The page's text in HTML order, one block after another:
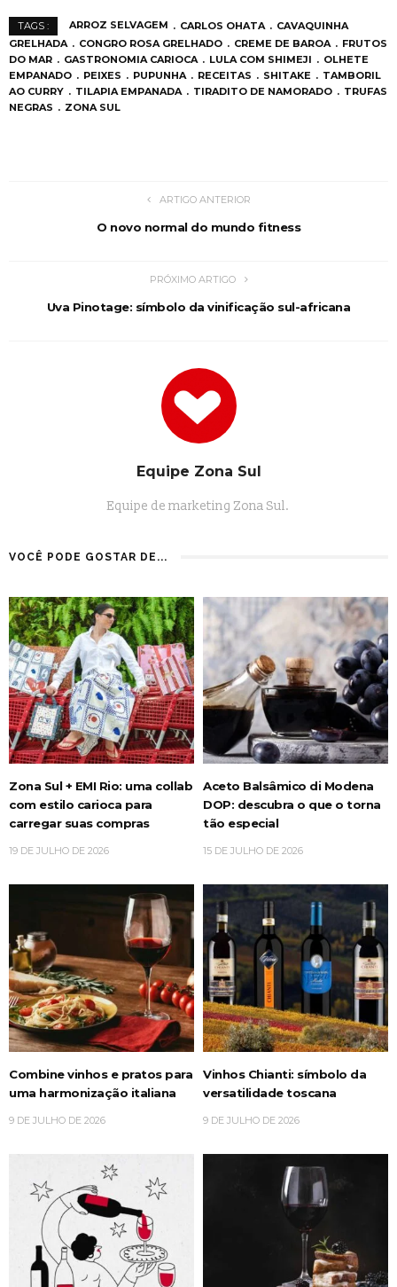
TAGS : ARROZ SELVAGEM CARLOS OHATA
CAVAQUINHA
GRELHADA
CONGRO ROSA GRELHADO CREME DE BAROA
FRUTOS
DO MAR
GASTRONOMIA CARIOCA LULA COM SHIMEJI
OLHETE
EMPANADO
PEIXES PUPUNHA RECEITAS SHITAKE
TAMBORIL
AO CURRY
TILAPIA EMPANADA TIRADITO DE NAMORADO
TRUFAS
NEGRAS
ZONA SUL
ARTIGO ANTERIOR
O novo normal do mundo fitness
PRÓXIMO ARTIGO
Uva Pinotage: símbolo da vinificação sul-africana
Equipe Zona Sul
Equipe de marketing Zona Sul.
VOCÊ PODE GOSTAR DE...
Zona Sul + EMI Rio: uma collab
com estilo carioca para
carregar suas compras
19 DE JULHO DE 2026
Aceto Balsâmico di Modena
DOP: descubra o que o torna
tão especial
15 DE JULHO DE 2026
Combine vinhos e pratos para
uma harmonização italiana
9 DE JULHO DE 2026
Vinhos Chianti: símbolo da
versatilidade toscana
9 DE JULHO DE 2026